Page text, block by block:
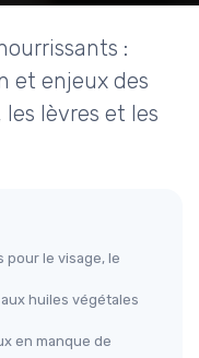
:
et enjeux des
lèvres et les
pour le visage, le
huiles végétales
en manque de